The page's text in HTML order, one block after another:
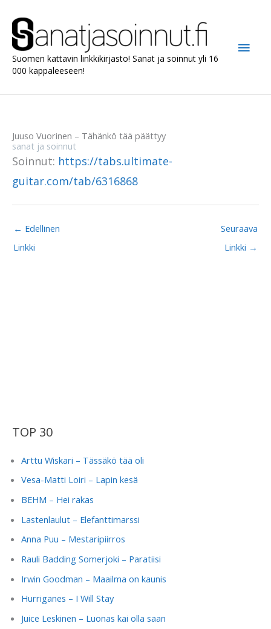
sisältöön
Suomen kattavin linkkikirjasto! Sanat ja soinnut yli 16
000 kappaleeseen!
Juuso Vuorinen – Tähänkö tää päättyy
sanat ja soinnut
Soinnut: https://tabs.ultimate-
guitar.com/tab/6316868
← Edellinen
Linkki
Seuraava
Linkki →
TOP 30
Arttu Wiskari – Tässäkö tää oli
Vesa-Matti Loiri – Lapin kesä
BEHM – Hei rakas
Lastenlaulut – Elefanttimarssi
Anna Puu – Mestaripiirros
Rauli Badding Somerjoki – Paratiisi
Irwin Goodman – Maailma on kaunis
Hurriganes – I Will Stay
Juice Leskinen – Luonas kai olla saan